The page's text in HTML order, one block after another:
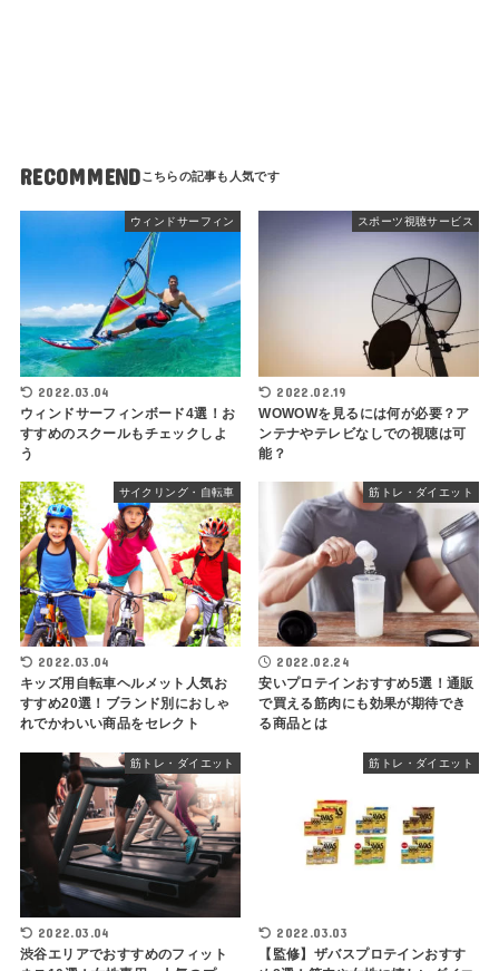
RECOMMEND
ウィンドサーフィン
2022.03.04
ウィンドサーフィンボード4選！お
すすめのスクールもチェックしよ
う
スポーツ視聴サービス
2022.02.19
WOWOWを見るには何が必要？ア
ンテナやテレビなしでの視聴は可
能？
サイクリング・自転車
2022.03.04
キッズ用自転車ヘルメット人気お
すすめ20選！ブランド別におしゃ
れでかわいい商品をセレクト
筋トレ・ダイエット
2022.02.24
安いプロテインおすすめ5選！通販
で買える筋肉にも効果が期待でき
る商品とは
筋トレ・ダイエット
2022.03.04
渋谷エリアでおすすめのフィット
筋トレ・ダイエット
2022.03.03
【監修】ザバスプロテインおすす